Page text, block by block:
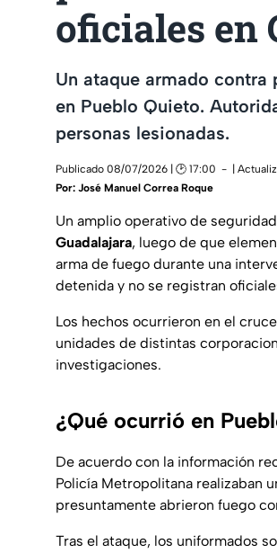
oficiales en
Un ataque armado
en Pueblo Quieto.
personas lesionadas.
Publicado 08/07/2026 | 🕑 17:00
|
Por: José Manuel Correa Roque
Un amplio operativo de
Guadalajara, luego de que
arma de fuego durante una
detenida y no se registran
Los hechos ocurrieron en el
unidades de distintas
investigaciones.
¿Qué ocurrió en
De acuerdo con la información
Policía Metropolitana realizaban
presuntamente abrieron fuego
Tras el ataque, los uniformados